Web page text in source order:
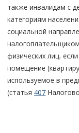
также инвалидам с
категориям
социальной
физических лиц,
помещение
используемое в
(статья 407